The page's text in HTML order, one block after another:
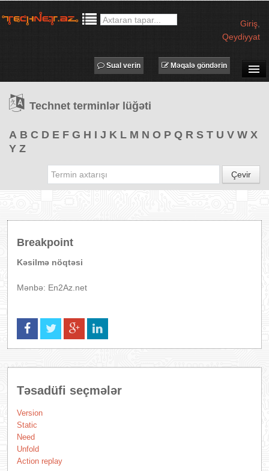
Giriş
Qeydiyyat
TƏDBİRLƏR
PROQRAMLAR
Məqalə göndərin
Sual verin
Technet terminlər lüğəti
A B C D E F G H I J K L M N O P Q R S T U V W X
Y Z
Çevir
Breakpoint
Kəsilmə nöqtəsi
Mənbə: En2Az.net
Təsadüfi seçmələr
Version
Static
Need
Unfold
Action replay